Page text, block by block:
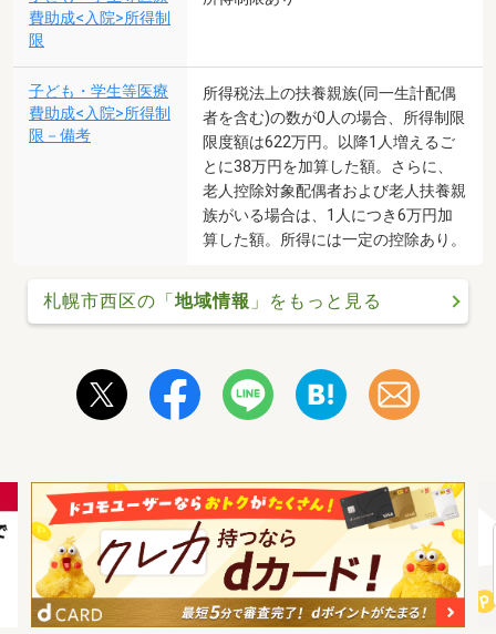
費助成<入院>所得制
限
子ども・学生等医療
費助成<入院>所得制
限－備考
所得税法上の扶養親族(同一生計配偶
者を含む)の数が0人の場合、所得制限
限度額は622万円。以降1人増えるご
とに38万円を加算した額。さらに、
老人控除対象配偶者および老人扶養親
族がいる場合は、1人につき6万円加
算した額。所得には一定の控除あり。
札幌市西区の「 地域情報 」をもっと見る